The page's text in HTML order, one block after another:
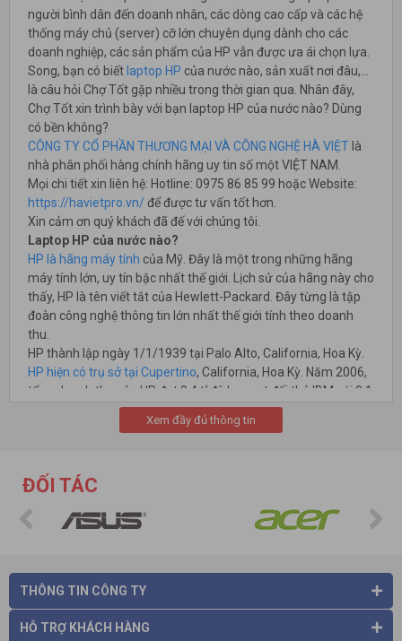
người bình dân đến doanh nhân, các dòng cao cấp và các hệ
thống máy chủ (server) cỡ lớn chuyên dụng dành cho các
doanh nghiệp, các sản phẩm của HP vẫn được ưa ái chọn lựa.
Song, bạn có biết laptop HP của nước nào, sản xuất nơi đâu,…
là câu hỏi Chợ Tốt gặp nhiều trong thời gian qua. Nhân đây,
Chợ Tốt xin trình bày với bạn laptop HP của nước nào? Dùng
có bền không?
CÔNG TY CỔ PHẦN THƯƠNG MẠI VÀ CÔNG NGHỆ HÀ VIỆT là
nhà phân phối hàng chính hãng uy tin số một VIỆT NAM.
Mọi chi tiết xin liên hệ: Hotline: 0975 86 85 99 hoặc Website:
https://havietpro.vn/ để được tư vấn tốt hơn.
Xin cảm ơn quý khách đã đế với chúng tôi.
Laptop HP của nước nào?
HP là hãng máy tính của Mỹ. Đây là một trong những hãng
máy tính lớn, uy tín bậc nhất thế giới. Lịch sử của hãng này cho
thấy, HP là tên viết tắt của Hewlett-Packard. Đây từng là tập
đoàn công nghệ thông tin lớn nhất thế giới tính theo doanh
thu.
HP thành lập ngày 1/1/1939 tại Palo Alto, California, Hoa Kỳ.
HP hiện có trụ sở tại Cupertino, California, Hoa Kỳ. Năm 2006,
tổng doanh thu của HP đạt 9.4 tỉ đô la, vượt đối thủ IBM với 9.1
tỉ, chính thức vươn lên vị trí số 1 trong các công ty công nghệ
đầu tư là US$538. Cả hai đã tốt nghiệp Đại học Stanford năm
sau đại học ở Standford.
Xem đầy đủ thông tin
ĐỐI TÁC
THÔNG TIN CÔNG TY
HỖ TRỢ KHÁCH HÀNG